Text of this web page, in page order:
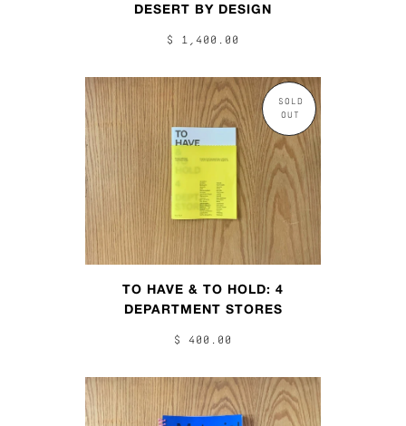
DESERT BY DESIGN
$ 1,400.00
SOLD
OUT
TO HAVE & TO HOLD: 4
DEPARTMENT STORES
$ 400.00